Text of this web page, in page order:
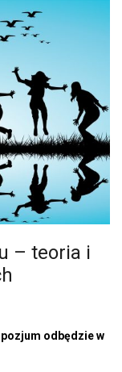
– teoria i
odbędzie w